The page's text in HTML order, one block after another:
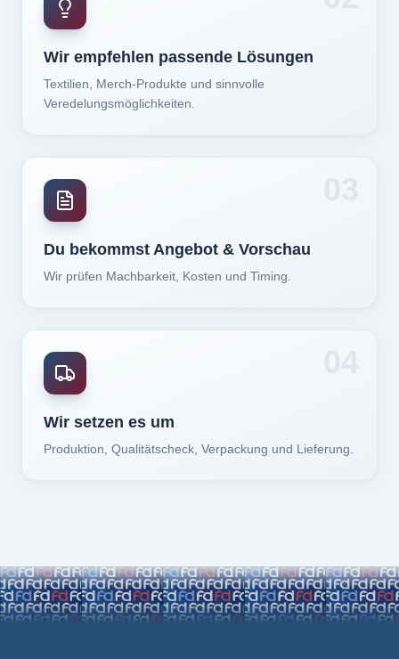
Wir empfehlen passende Lösungen
Textilien, Merch-Produkte und sinnvolle
Veredelungsmöglichkeiten.
03
Du bekommst Angebot & Vorschau
Wir prüfen Machbarkeit, Kosten und Timing.
04
Wir setzen es um
Produktion, Qualitätscheck, Verpackung und Lieferung.